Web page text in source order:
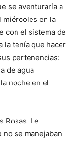
se aventuraría a
miércoles en la
con el sistema de
la tenía que hacer
pertenencias:
de agua
noche en el
Rosas. Le
se manejaban